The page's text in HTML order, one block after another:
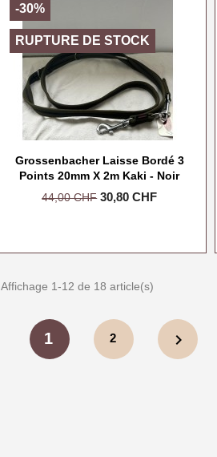
Grossenbacher Laisse Bordé 3
Points 20mm X 2m Kaki - Noir
Prix
44,00 CHF Prix
30,80 CHF
-30%
RUPTURE DE STOCK
Affichage 1-12 de 18 article(s)
1 2 chevron_right